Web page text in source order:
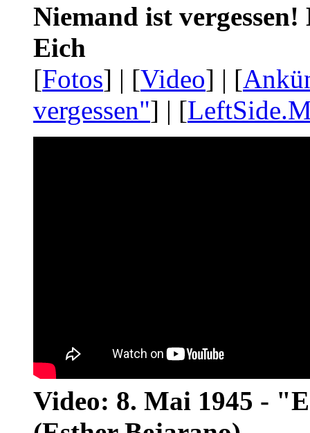
Niemand ist
Eich
[Fotos] | [Video] | [
vergessen"] | [
Video: 8. Mai 1945 -